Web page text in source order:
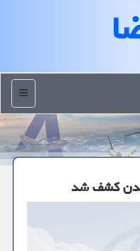
منو
بدن كشف شد